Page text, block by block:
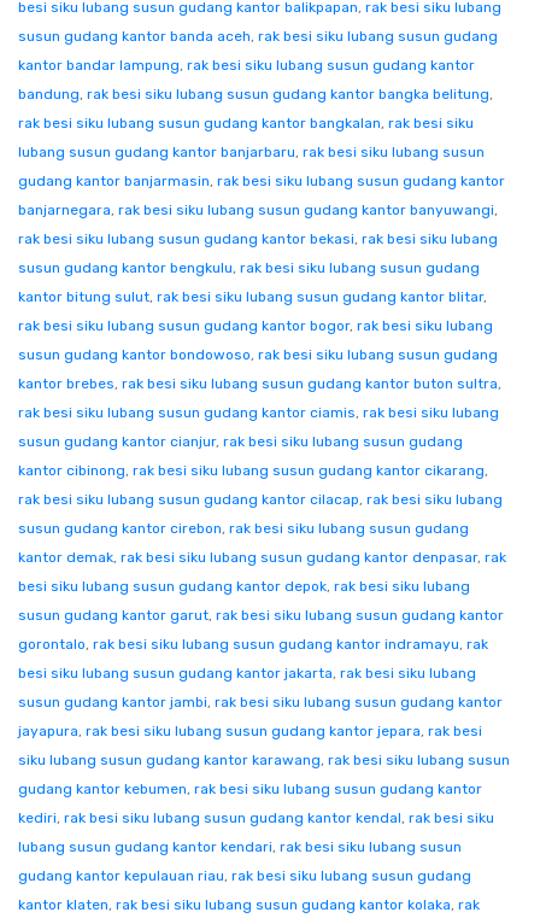
besi siku lubang susun gudang kantor balikpapan, rak besi siku lubang
susun gudang kantor banda aceh, rak besi siku lubang susun gudang
kantor bandar lampung, rak besi siku lubang susun gudang kantor
bandung, rak besi siku lubang susun gudang kantor bangka belitung,
rak besi siku lubang susun gudang kantor bangkalan, rak besi siku
lubang susun gudang kantor banjarbaru, rak besi siku lubang susun
gudang kantor banjarmasin, rak besi siku lubang susun gudang kantor
banjarnegara, rak besi siku lubang susun gudang kantor banyuwangi,
rak besi siku lubang susun gudang kantor bekasi, rak besi siku lubang
susun gudang kantor bengkulu, rak besi siku lubang susun gudang
kantor bitung sulut, rak besi siku lubang susun gudang kantor blitar,
rak besi siku lubang susun gudang kantor bogor, rak besi siku lubang
susun gudang kantor bondowoso, rak besi siku lubang susun gudang
kantor brebes, rak besi siku lubang susun gudang kantor buton sultra,
rak besi siku lubang susun gudang kantor ciamis, rak besi siku lubang
susun gudang kantor cianjur, rak besi siku lubang susun gudang
kantor cibinong, rak besi siku lubang susun gudang kantor cikarang,
rak besi siku lubang susun gudang kantor cilacap, rak besi siku lubang
susun gudang kantor cirebon, rak besi siku lubang susun gudang
kantor demak, rak besi siku lubang susun gudang kantor denpasar, rak
besi siku lubang susun gudang kantor depok, rak besi siku lubang
susun gudang kantor garut, rak besi siku lubang susun gudang kantor
gorontalo, rak besi siku lubang susun gudang kantor indramayu, rak
besi siku lubang susun gudang kantor jakarta, rak besi siku lubang
susun gudang kantor jambi, rak besi siku lubang susun gudang kantor
jayapura, rak besi siku lubang susun gudang kantor jepara, rak besi
siku lubang susun gudang kantor karawang, rak besi siku lubang susun
gudang kantor kebumen, rak besi siku lubang susun gudang kantor
kediri, rak besi siku lubang susun gudang kantor kendal, rak besi siku
lubang susun gudang kantor kendari, rak besi siku lubang susun
gudang kantor kepulauan riau, rak besi siku lubang susun gudang
kantor klaten, rak besi siku lubang susun gudang kantor kolaka, rak